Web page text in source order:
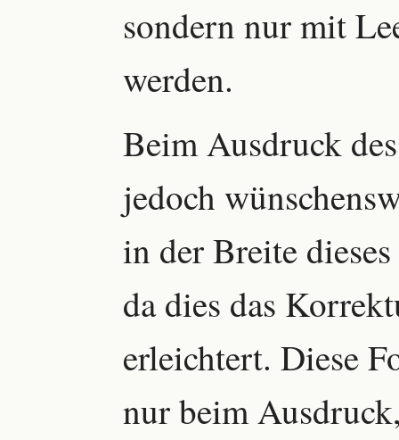
sondern nur mit
werden.
Beim Ausdruck
jedoch
in der Breite
da dies das
erleichtert. Diese
nur beim